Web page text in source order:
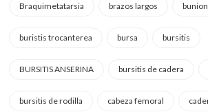
Braquimetatarsia brazos largos bunion
buristis trocanterea bursa bursitis
BURSITIS ANSERINA bursitis de cadera
bursitis de rodilla cabeza femoral